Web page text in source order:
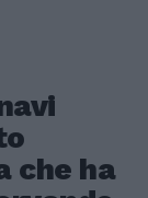
che ha